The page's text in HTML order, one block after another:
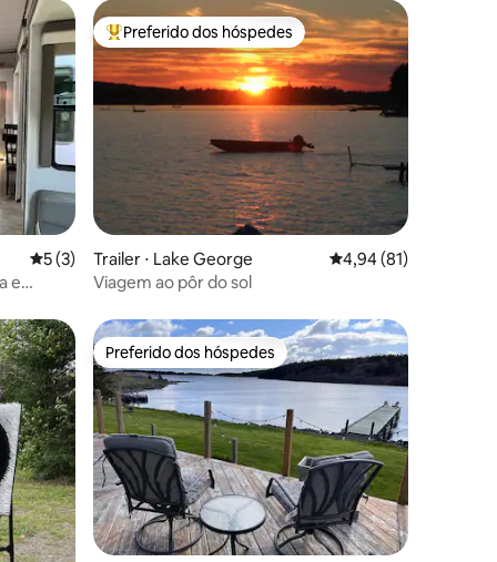
5 de uma avaliação média de 5, 3 avaliações
5 (3)
e
Entre os melhores preferidos dos hóspedes
Preferido dos hóspedes
Trailer ⋅ Lake George 4,94 de uma
4,94 (81)
Viagem ao pôr do sol
hóspedes Preferido dos hóspedes
Preferido dos hóspedes